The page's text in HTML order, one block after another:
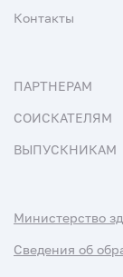
Контакты
ПАРТНЕРАМ
СОИСКАТЕЛЯМ
ВЫПУСКНИКАМ
Министерство
Сведения об